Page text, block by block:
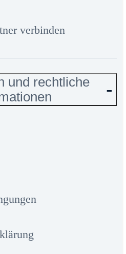
verbinden
und rechtliche